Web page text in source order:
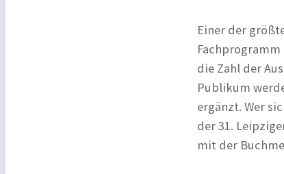
Einer der
die Zahl der
Publikum
ergänzt. Wer
der 31.
mit der